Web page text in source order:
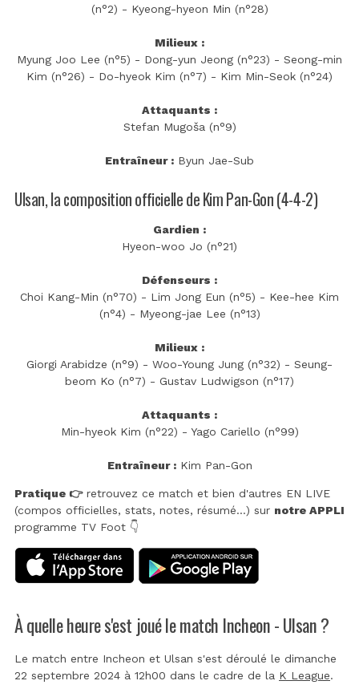
(n°2) - Kyeong-hyeon Min (n°28)
Milieux :
Myung Joo Lee (n°5) - Dong-yun Jeong (n°23) - Seong-min
Kim (n°26) - Do-hyeok Kim (n°7) - Kim Min-Seok (n°24)
Attaquants :
Stefan Mugoša (n°9)
Entraîneur : Byun Jae-Sub
Ulsan, la composition officielle de Kim Pan-Gon (4-4-2)
Gardien :
Hyeon-woo Jo (n°21)
Défenseurs :
Choi Kang-Min (n°70) - Lim Jong Eun (n°5) - Kee-hee Kim
(n°4) - Myeong-jae Lee (n°13)
Milieux :
Giorgi Arabidze (n°9) - Woo-Young Jung (n°32) - Seung-
beom Ko (n°7) - Gustav Ludwigson (n°17)
Attaquants :
Min-hyeok Kim (n°22) - Yago Cariello (n°99)
Entraîneur :Kim Pan-Gon
Pratique 👉retrouvez ce match et bien d'autres EN LIVE
(compos officielles, stats, notes, résumé...) sur notre APPLI
programme TV Foot 👇
À quelle heure s'est joué le match Incheon - Ulsan ?
Le match entre Incheon et Ulsan s'est déroulé le dimanche
22 septembre 2024 à 12h00 dans le cadre de la K League.